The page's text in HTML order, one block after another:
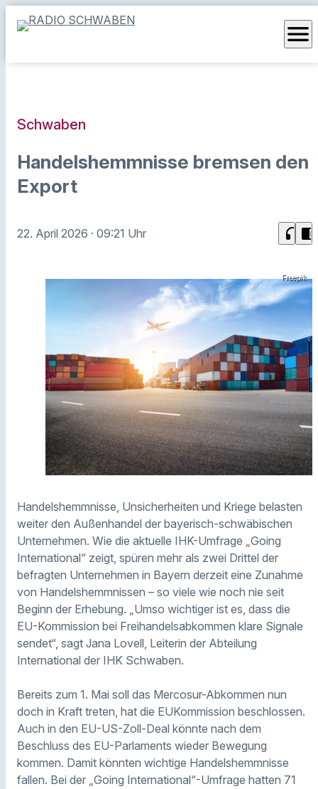
menu
Schwaben
Handelshemmnisse bremsen den
Export
22. April 2026 · 09:21 Uhr headphones chrome_reader_mode
Freepik
Handelshemmnisse, Unsicherheiten und Kriege belasten
weiter den Außenhandel der bayerisch-schwäbischen
Unternehmen. Wie die aktuelle IHK-Umfrage „Going
International“ zeigt, spüren mehr als zwei Drittel der
befragten Unternehmen in Bayern derzeit eine Zunahme
von Handelshemmnissen – so viele wie noch nie seit
Beginn der Erhebung. „Umso wichtiger ist es, dass die
EU-Kommission bei Freihandelsabkommen klare Signale
sendet“, sagt Jana Lovell, Leiterin der Abteilung
International der IHK Schwaben.
Bereits zum 1. Mai soll das Mercosur-Abkommen nun
doch in Kraft treten, hat die EUKommission beschlossen.
Auch in den EU-US-Zoll-Deal könnte nach dem
Beschluss des EU-Parlaments wieder Bewegung
kommen. Damit könnten wichtige Handelshemmnisse
fallen. Bei der „Going International“-Umfrage hatten 71